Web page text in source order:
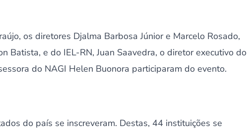
os diretores Djalma Barbosa Júnior e Marcelo Rosado,
Batista, e do IEL-RN, Juan Saavedra, o diretor executivo do
do NAGI Helen Buonora participaram do evento.
do país se inscreveram. Destas, 44 instituições se